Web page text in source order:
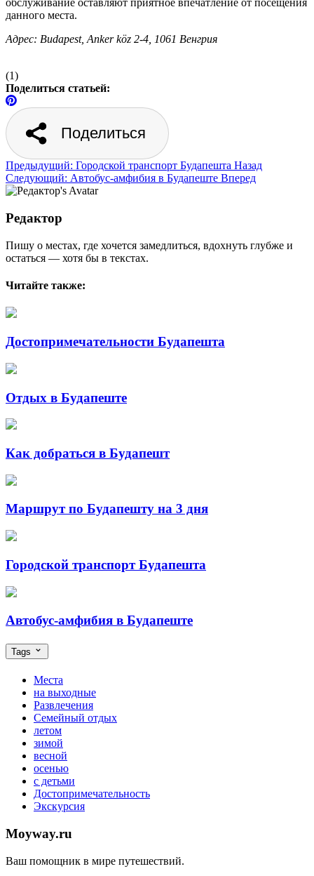
обслуживание оставляют приятное впечатление от посещения
данного места.
Адрес: Budapest, Anker köz 2-4, 1061 Венгрия
(1)
Поделиться статьей:
Поделиться
Предыдущий: Городской транспорт Будапешта Назад
Следующий: Автобус-амфибия в Будапеште Вперед
Редактор
Пишу о местах, где хочется замедлиться, вдохнуть глубже и
остаться — хотя бы в текстах.
Читайте также:
Достопримечательности Будапешта
Отдых в Будапеште
Как добраться в Будапешт
Маршрут по Будапешту на 3 дня
Городской транспорт Будапешта
Автобус-амфибия в Будапеште
Tags
Места
на выходные
Развлечения
Семейный отдых
летом
зимой
весной
осенью
с детьми
Достопримечательность
Экскурсия
Moyway.ru
Ваш помощник в мире путешествий.